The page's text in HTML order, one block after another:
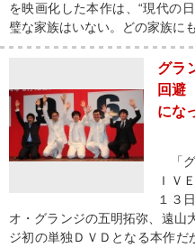
を映画化した本作は、“現代の
璧な家族はいない。どの家族に
グラ
回避
にな
「
ＩＶ
１３
オ・グランジの五明拓弥、遠
ジ初の単独ＤＶＤとなる本作だ